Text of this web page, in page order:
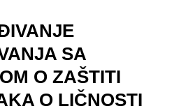
SA
O ZAŠTITI
O LIČNOSTI